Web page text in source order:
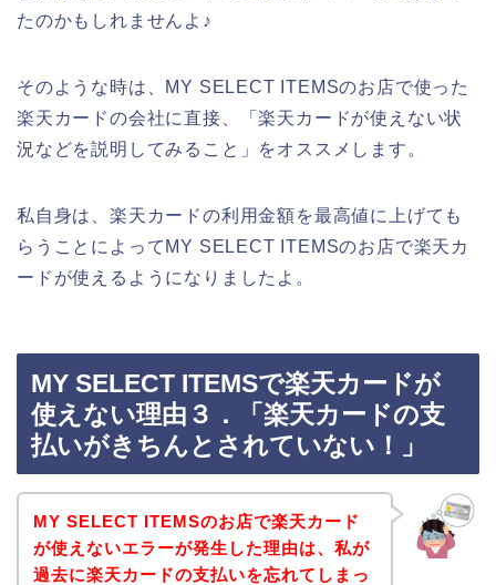
たのかもしれませんよ♪
そのような時は、MY SELECT ITEMSのお店で使った
楽天カードの会社に直接、「楽天カードが使えない状
況などを説明してみること」をオススメします。
私自身は、楽天カードの利用金額を最高値に上げても
らうことによってMY SELECT ITEMSのお店で楽天カ
ードが使えるようになりましたよ。
MY SELECT ITEMSで楽天カードが
使えない理由３．「楽天カードの支
払いがきちんとされていない！」
MY SELECT ITEMSのお店で楽天カード
が使えないエラーが発生した理由は、私が
過去に楽天カードの支払いを忘れてしまっ